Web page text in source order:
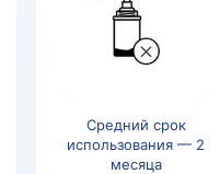
Средний срок
использования — 2
месяца